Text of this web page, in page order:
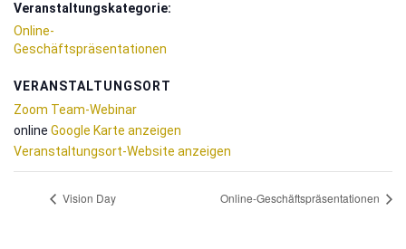
Veranstaltungskategorie:
Online-
Geschäftspräsentationen
VERANSTALTUNGSORT
Zoom Team-Webinar
online Google Karte anzeigen
Veranstaltungsort-Website anzeigen
Vision Day Online-Geschäftspräsentationen